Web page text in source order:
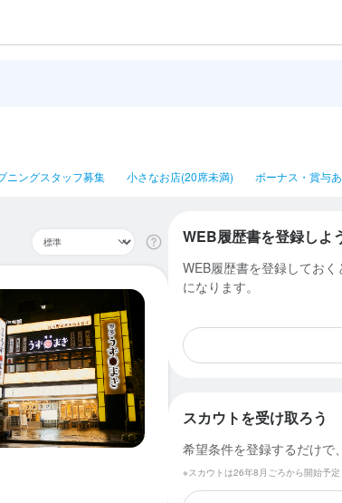
ニングスタッフ募集 小さなお店(20席未満) ボーナス・賞与
WEB履歴書を登録しよ
WEB履歴書を登録してお
になります。
スカウトを受け取ろう
希望条件を登録するだけで
※スカウトは26年8月ごろから開始予定